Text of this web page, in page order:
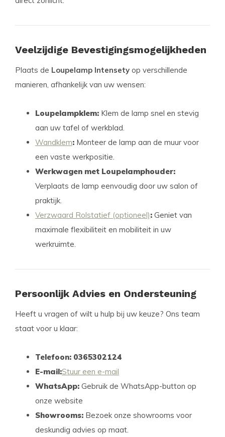
Veelzijdige Bevestigingsmogelijkheden
Plaats de Loupelamp Intensety op verschillende
manieren, afhankelijk van uw wensen:
Loupelampklem: Klem de lamp snel en stevig
aan uw tafel of werkblad.
Wandklem: Monteer de lamp aan de muur voor
een vaste werkpositie.
Werkwagen met Loupelamphouder:
Verplaats de lamp eenvoudig door uw salon of
praktijk.
Verzwaard Rolstatief (optioneel): Geniet van
maximale flexibiliteit en mobiliteit in uw
werkruimte.
Persoonlijk Advies en Ondersteuning
Heeft u vragen of wilt u hulp bij uw keuze? Ons team
staat voor u klaar:
Telefoon: 0365302124
E-mail:Stuur een e-mail
WhatsApp: Gebruik de WhatsApp-button op
onze website
Showrooms: Bezoek onze showrooms voor
deskundig advies op maat.